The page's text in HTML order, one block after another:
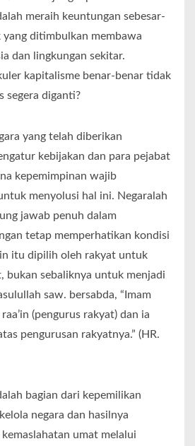
meraih keuntungan sebesar-
yang ditimbulkan membawa
dan lingkungan sekitar.
kapitalisme benar-benar tidak
segera diganti?
yang telah diberikan
kebijakan dan para pejabat
kepemimpinan wajib
menyolusi hal ini. Negaralah
jawab penuh dalam
tetap memperhatikan kondisi
itu dipilih oleh rakyat untuk
bukan sebaliknya untuk menjadi
saw. bersabda, “Imam
(pengurus rakyat) dan ia
pengurusan rakyatnya.” (HR.
bagian dari kepemilikan
negara dan hasilnya
umat melalui